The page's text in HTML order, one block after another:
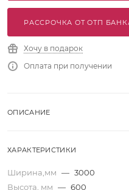
РАССРОЧКА ОТ ОТП
Хочу в подарок
Оплата при получении
ОПИСАНИЕ
ХАРАКТЕРИСТИКИ
Ширина,мм — 3000
Высота, мм — 600